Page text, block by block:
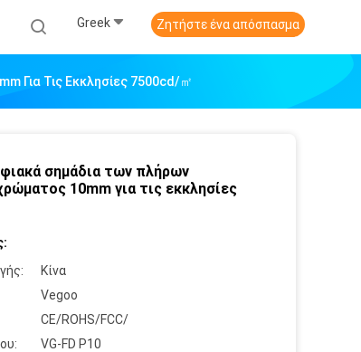
Greek Ζητήστε ένα απόσπασμα
Για Τις Εκκλησίες 7500cd/㎡
σημάδια των πλήρων
10mm για τις εκκλησίες
Κίνα
Vegoo
CE/ROHS/FCC/
VG-FD P10